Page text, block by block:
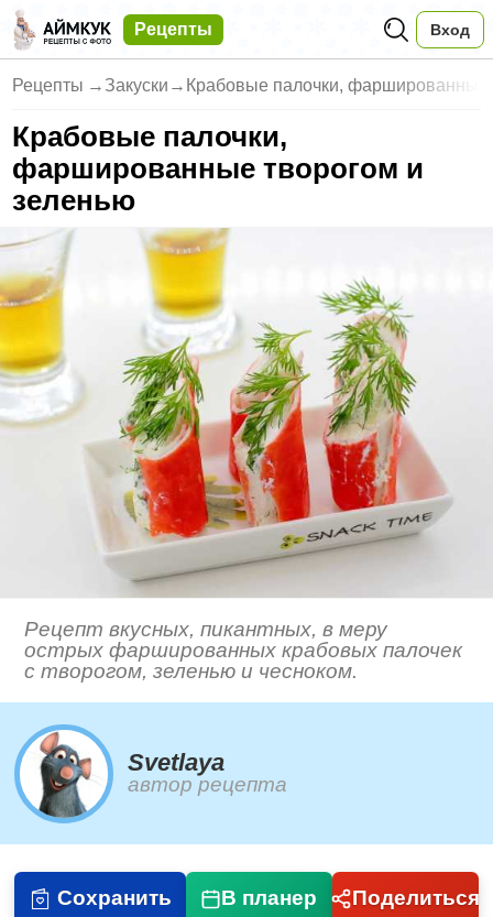
Рецепты Вход
Рецепты → Закуски → Крабовые палочки, фаршированны
Крабовые палочки,
фаршированные творогом и
зеленью
Рецепт вкусных, пикантных, в меру
острых фаршированных крабовых палочек
с творогом, зеленью и чесноком.
Svetlaya
автор рецепта
Сохранить В планер Поделиться